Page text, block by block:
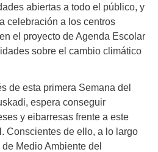
abiertas a todo el público, y
celebración a los centros
el proyecto de Agenda Escolar
sobre el cambio climático
de esta primera Semana del
espera conseguir
y eibarresas frente a este
Conscientes de ello, a lo largo
Medio Ambiente del